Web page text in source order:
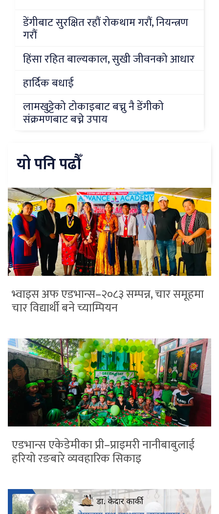
डेंगीबाट सुरक्षित रहौं रोकथाम गरौं, नियन्त्रण
गरौं
हिंसा रहित बाल्यकाल, सुखी जीवनको आधार
हार्दिक बधाई
लामखुट्टेको टोकाइबाट बच्नु नै डेंगीको
संक्रमणबाट बच्ने उपाय
यो पनि पढौँ
भ्वाइस अफ एडभान्स–२०८३ सम्पन्न, चार समूहमा
चार विद्यार्थी बने च्याम्पियन
एडभान्स एकेडेमीका प्री–प्राइमरी नानीबाबुलाई
हरियो रङबारे व्यवहारिक सिकाइ